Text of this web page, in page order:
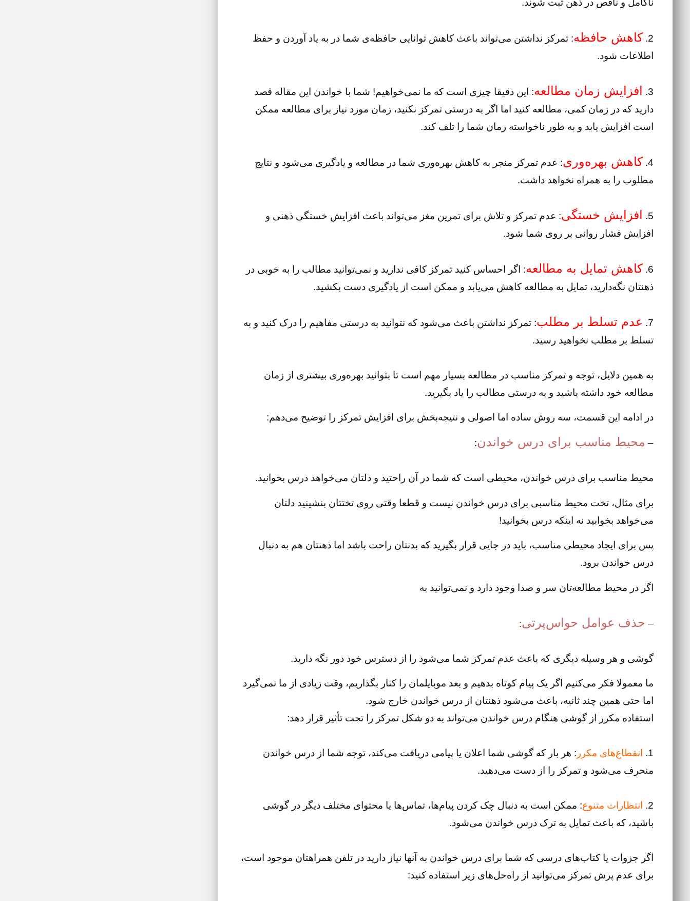
2. کاهش حافظه: تمرکز نداشتن می‌تواند باعث کاهش توانایی حافظه‌ی شما در به یاد آوردن و حفظ
اطلاعات شود.
3. افزایش زمان مطالعه: این دقیقا چیزی است که ما نمی‌خواهیم! شما با خواندن این مقاله قصد
دارید که در زمان کمی، مطالعه کنید اما اگر به درستی تمرکز نکنید، زمان مورد نیاز برای مطالعه ممکن
است افزایش یابد و به طور ناخواسته زمان شما را تلف کند.
4. کاهش بهره‌وری: عدم تمرکز منجر به کاهش بهره‌وری شما در مطالعه و یادگیری می‌شود و نتایج
مطلوب را به همراه نخواهد داشت.
5. افزایش خستگی: عدم تمرکز و تلاش برای تمرین مغز می‌تواند باعث افزایش خستگی ذهنی و
افزایش فشار روانی بر روی شما شود.
6. کاهش تمایل به مطالعه: اگر احساس کنید تمرکز کافی ندارید و نمی‌توانید مطالب را به خوبی در
ذهنتان نگه‌دارید، تمایل به مطالعه کاهش می‌یابد و ممکن است از یادگیری دست بکشید.
7. عدم تسلط بر مطلب: تمرکز نداشتن باعث می‌شود که نتوانید به درستی مفاهیم را درک کنید و به
تسلط بر مطلب نخواهید رسید.
به همین دلایل، توجه و تمرکز مناسب در مطالعه بسیار مهم است تا بتوانید بهره‌وری بیشتری از زمان
مطالعه خود داشته باشید و به درستی مطالب را یاد بگیرید.
در ادامه این قسمت، سه روش ساده اما اصولی و نتیجه‌بخش برای افزایش تمرکز را توضیح می‌دهم:
– محیط مناسب برای درس خواندن:
محیط مناسب برای درس خواندن، محیطی است که شما در آن راحتید و دلتان می‌خواهد درس بخوانید.
برای مثال، تخت محیط مناسبی برای درس خواندن نیست و قطعا وقتی روی تختتان بنشینید دلتان
می‌خواهد بخوابید نه اینکه درس بخوانید!
پس برای ایجاد محیطی مناسب، باید در جایی قرار بگیرید که بدنتان راحت باشد اما ذهنتان هم به دنبال
درس خواندن برود.
اگر در محیط مطالعه‌تان سر و صدا وجود دارد و نمی‌توانید به
– حذف عوامل حواس‌پرتی:
گوشی و هر وسیله دیگری که باعث عدم تمرکز شما می‌شود را از دسترس خود دور نگه دارید‌.
ما معمولا فکر می‌کنیم اگر یک پیام کوتاه بدهیم و بعد موبایلمان را کنار بگذاریم، وقت زیادی از ما نمی‌گیرد
اما حتی همین چند ثانیه، باعث می‌شود ذهنتان از درس خواندن خارج شود.
استفاده مکرر از گوشی هنگام درس خواندن می‌تواند به دو شکل تمرکز را تحت تأثیر قرار دهد:
1. انقطاع‌های مکرر : هر بار که گوشی شما اعلان یا پیامی دریافت می‌کند، توجه شما از درس خواندن
منحرف می‌شود و تمرکز را از دست می‌دهید.
2. انتظارات متنوع: ممکن است به دنبال چک کردن پیام‌ها، تماس‌ها یا محتوای مختلف دیگر در گوشی
باشید، که باعث تمایل به ترک درس خواندن می‌شود.
اگر جزوات یا کتاب‌های درسی که شما برای درس خواندن به آنها نیاز دارید در تلفن همراهتان موجود است،
برای عدم پرش تمرکز می‌توانید از راه‌حل‌های زیر استفاده کنید: